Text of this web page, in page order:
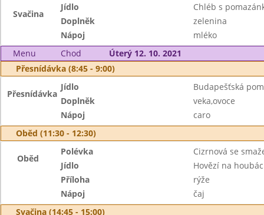
Svačina
Jídlo
Chléb s
Doplněk
zelenina
Nápoj
mléko
Menu
Chod
Úterý 12. 10. 2021
Přesnídávka (8:45 - 9:00)
Přesnídávka
Jídlo
Budapešťská
Doplněk
veka,ovoce
Nápoj
caro
Oběd (11:30 - 12:30)
Oběd
Polévka
Cizrnová se
Jídlo
Hovězí na
Příloha
rýže
Nápoj
čaj
Svačina (14:45 - 15:00)